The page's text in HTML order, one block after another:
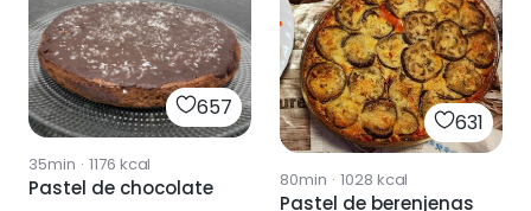
657
35min · 1176 kcal
Pastel de chocolate
631
80min · 1028 kcal
Pastel de berenjenas